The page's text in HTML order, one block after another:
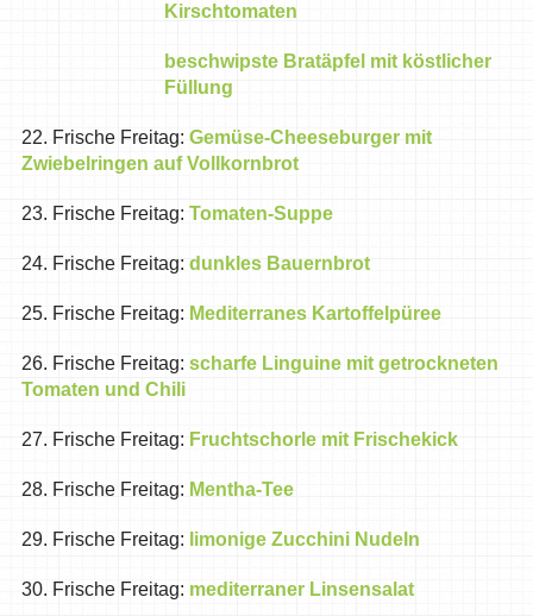
Kirschtomaten
beschwipste Bratäpfel mit köstlicher
Füllung
22. Frische Freitag: Gemüse-Cheeseburger mit
Zwiebelringen auf Vollkornbrot
23. Frische Freitag: Tomaten-Suppe
24. Frische Freitag: dunkles Bauernbrot
25. Frische Freitag: Mediterranes Kartoffelpüree
26. Frische Freitag: scharfe Linguine mit getrockneten
Tomaten und Chili
27. Frische Freitag: Fruchtschorle mit Frischekick
28. Frische Freitag: Mentha-Tee
29. Frische Freitag: limonige Zucchini Nudeln
30. Frische Freitag: mediterraner Linsensalat